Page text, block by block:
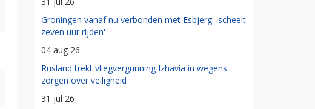
Groningen vanaf nu verbonden met Esbjerg: 'scheelt
zeven uur rijden'
04 aug 26
Rusland trekt vliegvergunning Izhavia in wegens
zorgen over veiligheid
31 jul 26